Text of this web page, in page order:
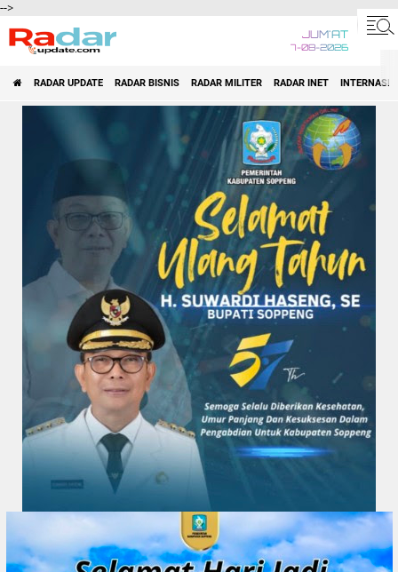
-->
JUM'AT
7-08-2026
RADAR UPDATE RADAR BISNIS RADAR MILITER RADAR INET